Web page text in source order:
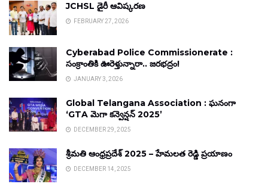
JCHSL డైరీ ఆవిష్కరణ
FEBRUARY 27, 2026
Cyberabad Police Commissionerate :
సంక్రాంతికి ఊరెళ్తున్నారా.. జరభద్రం!
JANUARY 3, 2026
Global Telangana Association : ఘనంగా
‘GTA మెగా కన్వెన్షన్ 2025’
DECEMBER 29, 2025
శ్రీమతి ఆంధ్రప్రదేశ్ 2025 – హేమలత రెడ్డి ప్రయాణం
DECEMBER 14, 2025